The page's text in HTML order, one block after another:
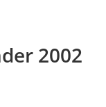
2002